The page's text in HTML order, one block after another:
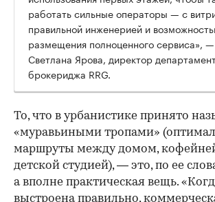
00:00
работать сильные операторы — с
правильной инженерией и
размещения полноценного сервиса»,
Светлана Ярова, директор
брокериджа RRG.
То, что в урбанистике принято
«муравьиными тропами»
маршруты между домом,
детской студией), — это, по ее
а вполне практическая вещь.
выстроена правильно,